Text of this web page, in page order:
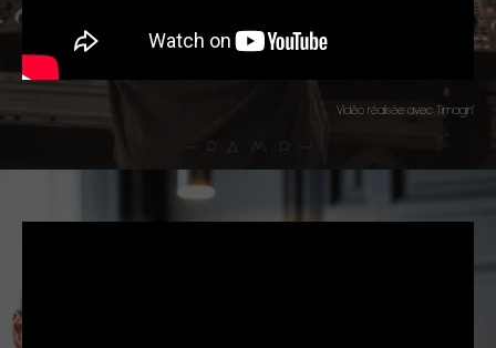
Vidéo réalisée avec Timagin’